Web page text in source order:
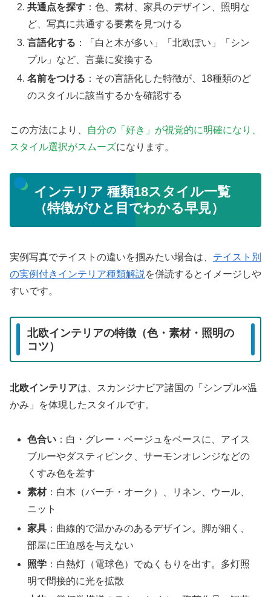
共通点を探す ：色、素材、家具のデザイン、照明な
ど、写真に共通する要素を見つける
言語化する ：「白と木が多い」「北欧ぽい」「シン
プル」など、言葉に変換する
名前をつける ：その言語化した特徴が、18種類のど
のスタイルに該当するかを確認する
この方法により、
自分の「好き」が視覚的に明確になり、
スタイル選択がスムーズになります。
インテリア 種類18スタイル一覧
（特徴がひと目でわかる早見）
実例写真でテイストの違いを掴みたい場合は、 テイスト別
の実例付きインテリア種類解説 を併読するとイメージしや
すいです。
北欧インテリアの特徴（色・素材・照明の
コツ）
北欧インテリアは、スカンジナビア諸国の「シンプル×温
かみ」を体現したスタイルです。
色合い ：白・グレー・ベージュをベースに、アイス
ブルーやダスティピンク、サーモンオレンジなどの
くすみ色を差す
素材：白木（バーチ・オーク）、リネン、ウール、
ニット
家具 ：曲線的で温かみのあるデザイン。脚が細く、
部屋に圧迫感を与えない
照学 ：白熱灯（電球色）でぬくもりを出す。多灯照
明で間接的に光を拡散